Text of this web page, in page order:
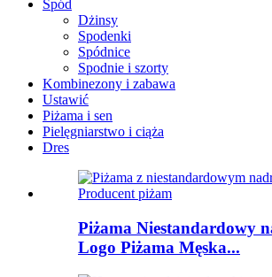
Spód
Dżinsy
Spodenki
Spódnice
Spodnie i szorty
Kombinezony i zabawa
Ustawić
Piżama i sen
Pielęgniarstwo i ciąża
Dres
Piżama Niestandardowy
Logo Piżama Męska...